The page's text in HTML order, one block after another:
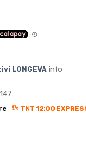
LONGEVA info
TNT 12:00